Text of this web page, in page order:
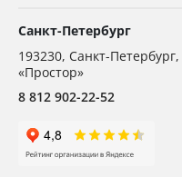
Санкт-Петербург
193230, Санкт-Петербург,
«Простор»
8 812 902-22-52